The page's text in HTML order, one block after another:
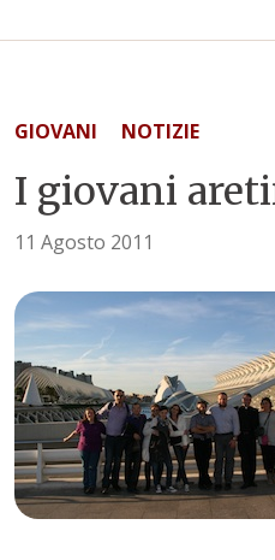
GIOVANI NOTIZIE
I giovani
11 Agosto 2011